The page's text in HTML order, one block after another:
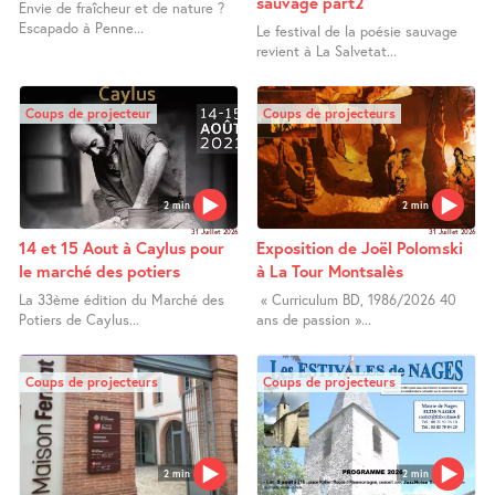
Envie de fraîcheur et de nature ?
Escapado à Penne...
Le festival de la poésie sauvage
revient à La Salvetat...
2 min
Coups de projecteur
31 Juillet 2026
14 et 15 Aout à Caylus pour
le marché des potiers
La 33ème édition du Marché des
Potiers de Caylus...
2 min
Coups de projecteurs
31 Juillet 2026
Exposition de Joël Polomski
à La Tour Montsalès
« Curriculum BD, 1986/2026 40
ans de passion »...
2 min
Coups de projecteurs
2 min
Coups de projecteurs